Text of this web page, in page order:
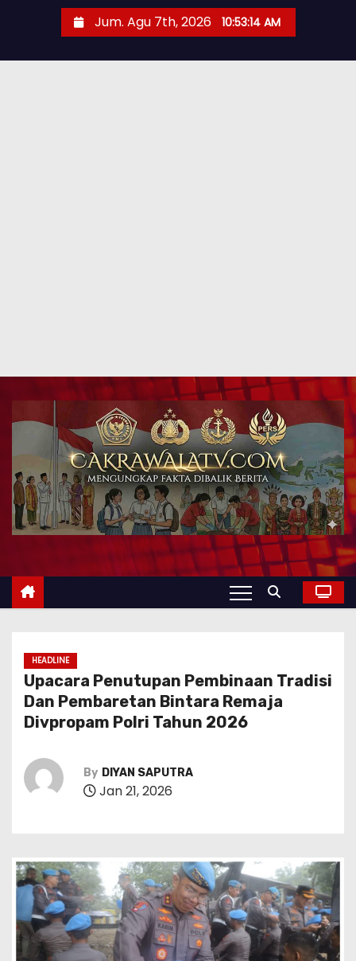
Jum. Agu 7th, 2026 10:53:15 AM
HEADLINE
Upacara Penutupan Pembinaan Tradisi
Dan Pembaretan Bintara Remaja
Divpropam Polri Tahun 2026
By DIYAN SAPUTRA
Jan 21, 2026